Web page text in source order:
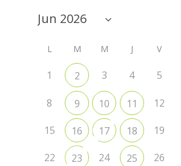
L M M J V
1 2 3 4 5
8 9 10 11 12
15 16 17 18 19
22 23 24 25 26